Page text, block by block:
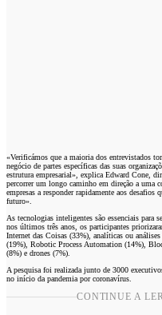
«Verificámos que a maioria dos entrevistados
negócio de partes específicas das suas
estrutura empresarial», explica Edward Cone,
percorrer um longo caminho em direção a uma
empresas a responder rapidamente aos desafios
futuro».
As tecnologias inteligentes são essenciais para
nos últimos três anos, os participantes
Internet das Coisas (33%), analíticas ou
(19%), Robotic Process Automation (14%),
(8%) e drones (7%).
A pesquisa foi realizada junto de 3000
no início da pandemia por coronavírus.
CONTINUE A